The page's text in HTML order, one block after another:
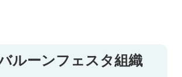
ルーンフェスタ組織